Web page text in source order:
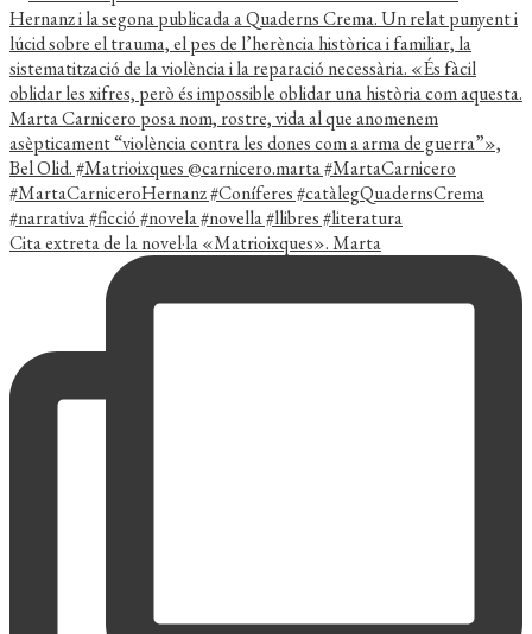
Cita extreta de la novel·la «Matrioixques». Marta